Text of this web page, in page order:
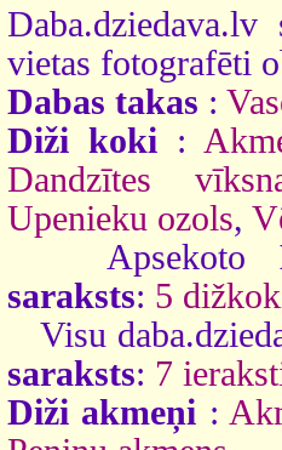
vietas fotografēti
Dabas takas :
Diži koki :
Dandzītes
Upenieku ozols,
Apsekoto
saraksts: 5
Visu
saraksts: 7
Diži akmeņi :